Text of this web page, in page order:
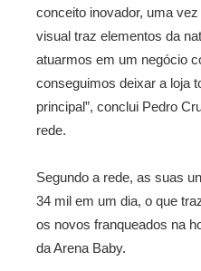
conceito inovador, uma
visual traz elementos da
atuarmos em um negócio
conseguimos deixar a loja
principal”, conclui Pedro
rede.
Segundo a rede, as suas
34 mil em um dia, o que
os novos franqueados na
da Arena Baby.